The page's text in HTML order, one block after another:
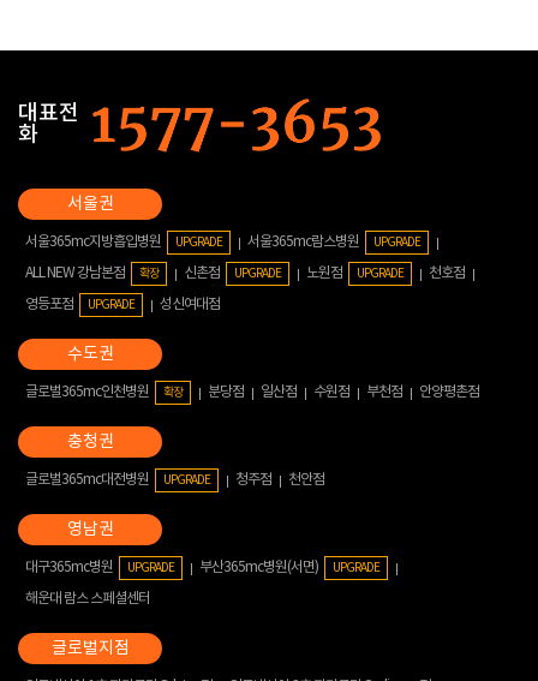
대표전
화
서울365mc지방흡입병원 UPGRADE 서울365mc람스병원 UPGRADE
ALL NEW 강남본점 확장 신촌점 UPGRADE 노원점 UPGRADE
천호점
영등포점
UPGRADE 성신여대점
글로벌365mc인천병원 확장 분당점 일산점 수원점 부천점 안양평촌점
글로벌365mc대전병원 UPGRADE 청주점 천안점
대구365mc병원 UPGRADE 부산365mc병원(서면) UPGRADE
해운대 람스 스페셜센터